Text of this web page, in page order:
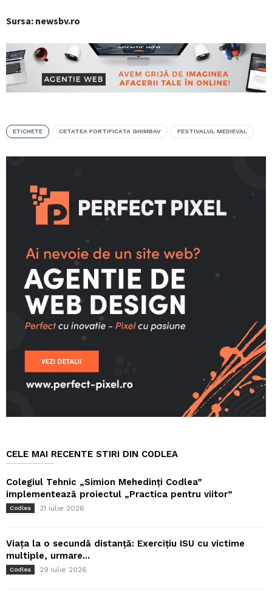
Sursa: newsbv.ro
ETICHETE CETATEA FORTIFICATA GHIMBAV FESTIVALUL MEDIEVAL
CELE MAI RECENTE STIRI DIN CODLEA
Colegiul Tehnic „Simion Mehedinți Codlea”
implementează proiectul „Practica pentru viitor”
Codlea 31 iulie 2026
Viața la o secundă distanță: Exercițiu ISU cu victime
multiple, urmare...
Codlea 29 iulie 2026